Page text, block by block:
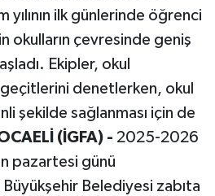
ilk günlerinde öğrenci
okulların çevresinde geniş
Ekipler, okul
denetlerken, okul
şekilde sağlanması için de
(İGFA) - 2025-2026
pazartesi günü
Belediyesi zabıta